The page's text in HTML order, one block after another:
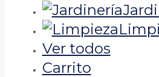
Ver todos
Carrito